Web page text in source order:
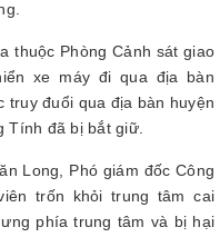
thuộc Phòng Cảnh sát giao
xe máy đi qua địa bàn
truy đuổi qua địa bàn huyện
Tính đã bị bắt giữ.
Long, Phó giám đốc Công
trốn khỏi trung tâm cai
phía trung tâm và bị hại